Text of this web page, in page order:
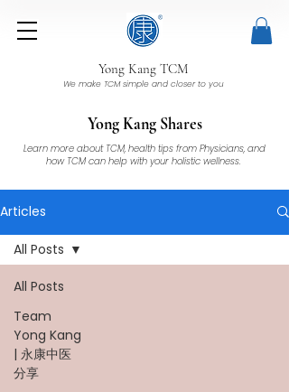
Yong Kang TCM
We make TCM simple and closer to you
Yong Kang Shares
Learn more about TCM, health tips from Physicians, and
how TCM can help with your holistic wellness.
Articles
All Posts
Team
Yong Kang
| 永康中医
分享
All Posts